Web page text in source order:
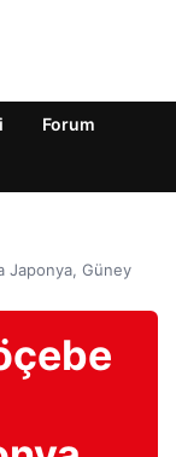
Forum
Japonya, Güney